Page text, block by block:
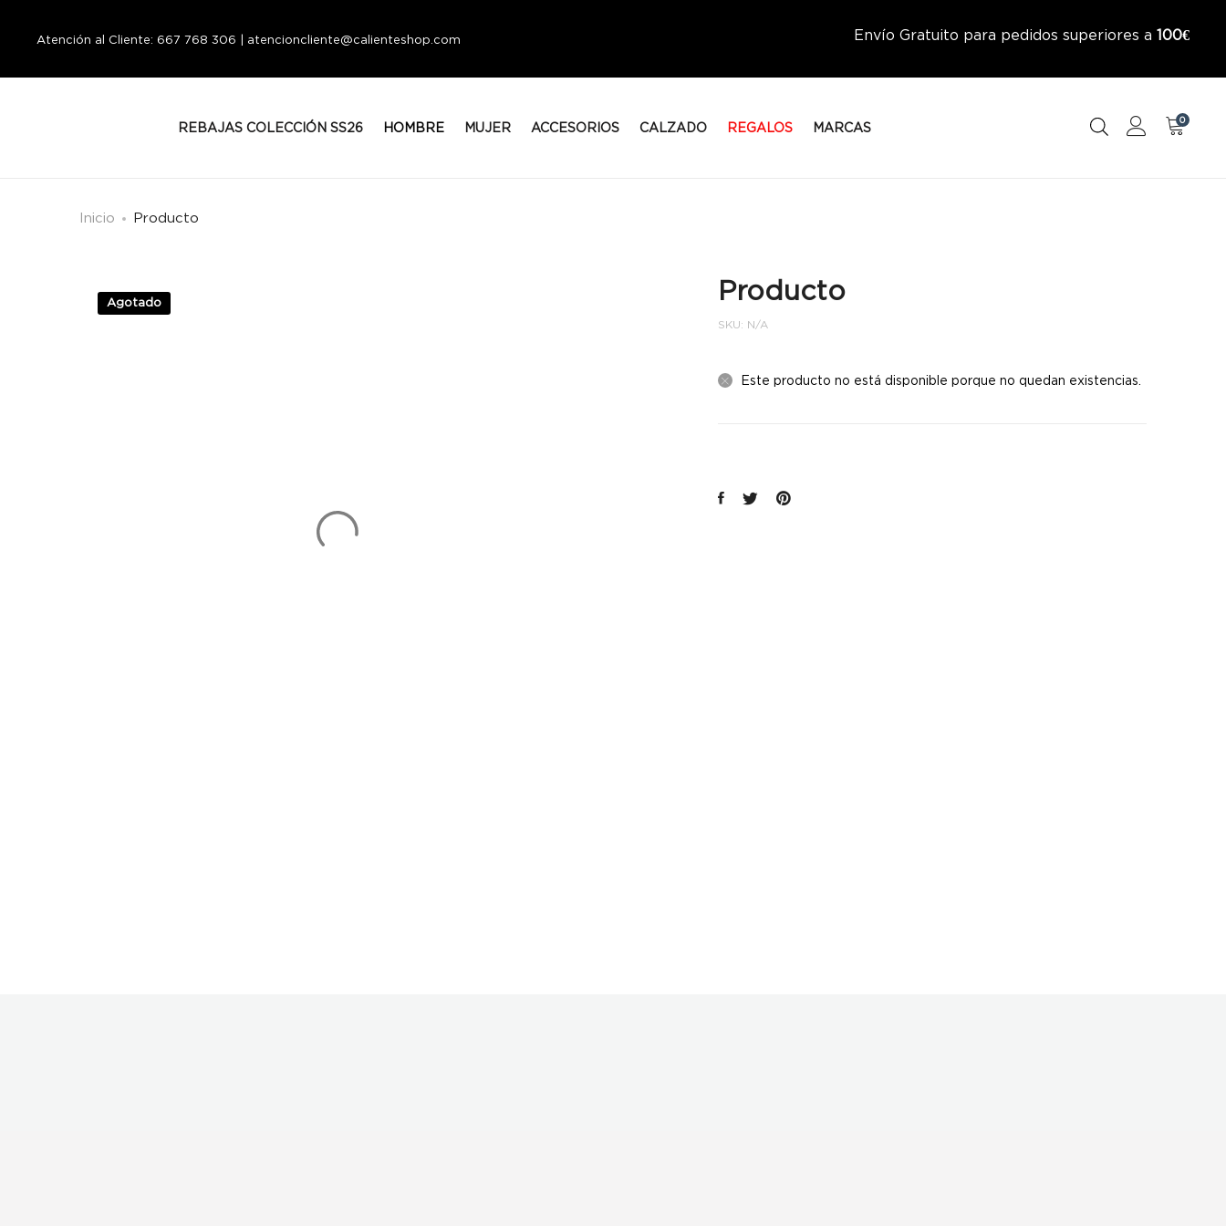
Atención al Cliente: 667 768 306 | atencioncliente@calienteshop.com Envío Gratuito para pedidos superiores a 100€
REBAJAS COLECCIÓN SS26 HOMBRE MUJER ACCESORIOS CALZADO REGALOS MARCAS
0
Inicio Producto
Agotado Producto
SKU: N/A
Este producto no está disponible porque no quedan existencias.